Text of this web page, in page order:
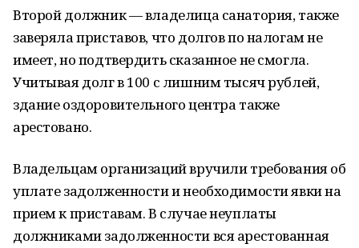
Второй должник — владелица санатория, также
заверяла приставов, что долгов по налогам не
имеет, но подтвердить сказанное не смогла.
Учитывая долг в 100 с лишним тысяч рублей,
здание оздоровительного центра также
арестовано.
Владельцам организаций вручили требования об
уплате задолженности и необходимости явки на
прием к приставам. В случае неуплаты
должниками задолженности вся арестованная